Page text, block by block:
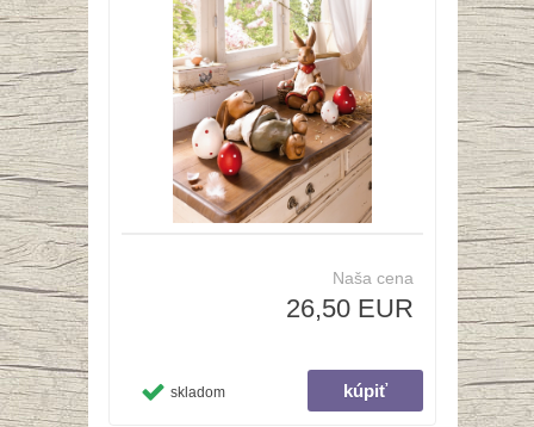
Naša cena
26,50 EUR
skladom